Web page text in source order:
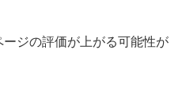
ジの評価が上がる可能性が